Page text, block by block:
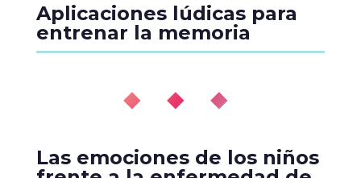
Aplicaciones lúdicas para
entrenar la memoria
◆ ◆ ◆
Las emociones de los niños